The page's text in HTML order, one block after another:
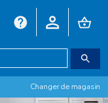
Changer de magasin